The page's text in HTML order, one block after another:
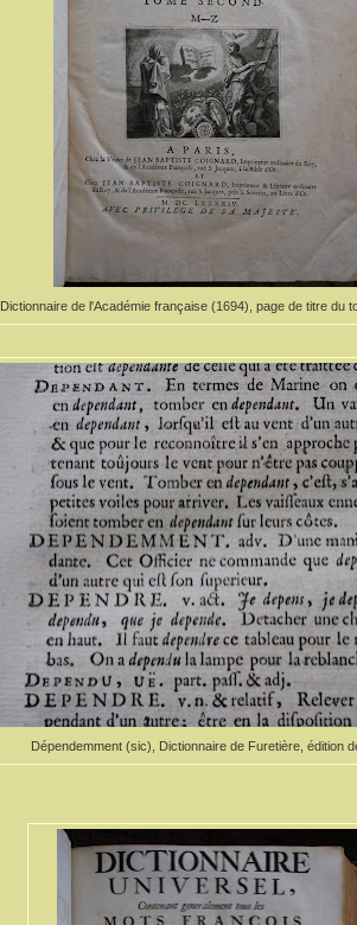
Dictionnaire de l'Académie française (1694), page de titre du
Dépendemment (sic), Dictionnaire de Furetière, édition